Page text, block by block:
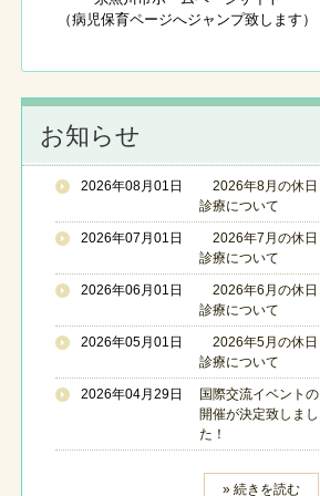
（病児保育ページへジャンプ致します）
お知らせ
2026年08月01日
2026年8月の休日
診療について
2026年07月01日
2026年7月の休日
診療について
2026年06月01日
2026年6月の休日
診療について
2026年05月01日
2026年5月の休日
診療について
2026年04月29日
国際交流イベントの
開催が決定致しまし
た！
» 続きを読む